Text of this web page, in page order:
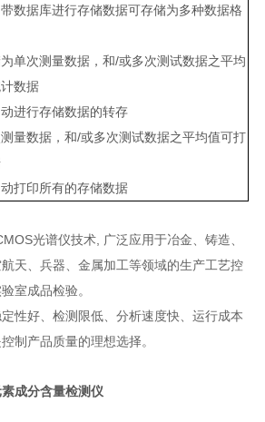
数据库进行存储数据可存储为多种数据格
单次测量数据，和/或多次测试数据之平均
数据
进行存储数据的转存
量数据，和/或多次测试数据之平均值可打
打印所有的存储数据
光谱仪技术,
广泛应用于冶金、铸造、
天、兵器、金属加工等领域的生产工艺控
室成品检验。
性好、检测限低、分析速度快、运行成本
制产品质量的理想选择。
成分含量检测仪